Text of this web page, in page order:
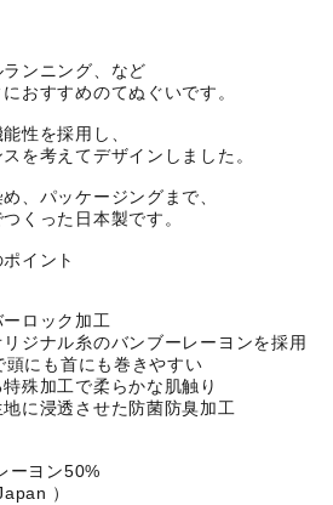
ンニング、など
おすすめのてぬぐいです。
性を採用し、
を考えてデザインしました。
、パッケージングまで、
くった日本製です。
イント
ロック加工
ジナル糸のバンブーレーヨンを採用
頭にも首にも巻きやすい
殊加工で柔らかな肌触り
に浸透させた防菌防臭加工
ーヨン50%
）